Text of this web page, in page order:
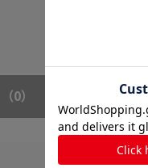
（0）